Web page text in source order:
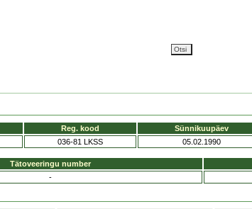
Reg. kood Sünnikuupäev
036-81 LKSS 05.02.1990
Tätoveeringu number
-